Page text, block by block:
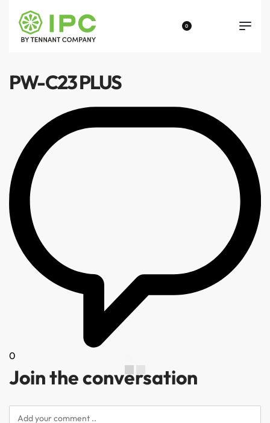
0
PW-C23 PLUS
0
Join the conversation